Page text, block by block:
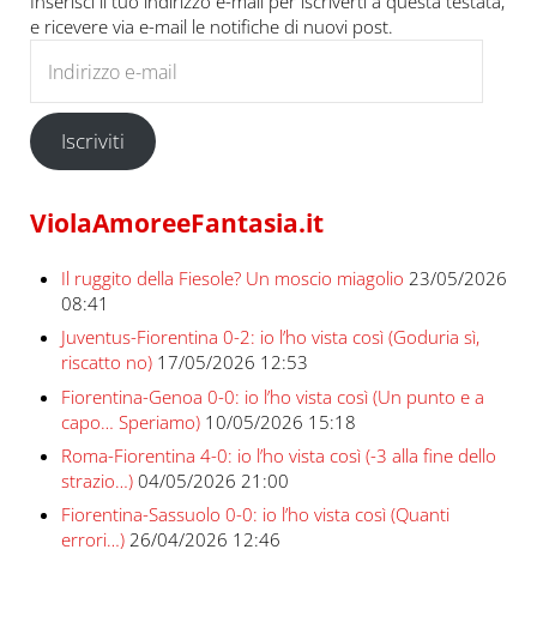
e ricevere via e-mail le notifiche di nuovi post.
Iscriviti
ViolaAmoreeFantasia.it
Il ruggito della Fiesole? Un moscio miagolio 23/05/2026
08:41
Juventus-Fiorentina 0-2: io l’ho vista così (Goduria sì,
riscatto no) 17/05/2026 12:53
Fiorentina-Genoa 0-0: io l’ho vista così (Un punto e a
capo… Speriamo) 10/05/2026 15:18
Roma-Fiorentina 4-0: io l’ho vista così (-3 alla fine dello
strazio…) 04/05/2026 21:00
Fiorentina-Sassuolo 0-0: io l’ho vista così (Quanti
errori…) 26/04/2026 12:46